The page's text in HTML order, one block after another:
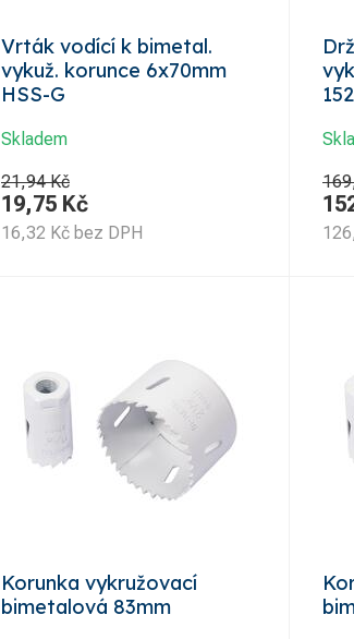
Vrták vodící k bimetal.
vykuž. korunce 6x70mm
HSS-G
Skladem
21,94 Kč
19,75 Kč
16,32 Kč bez DPH
Korunka vykružovací
bimetalová 83mm